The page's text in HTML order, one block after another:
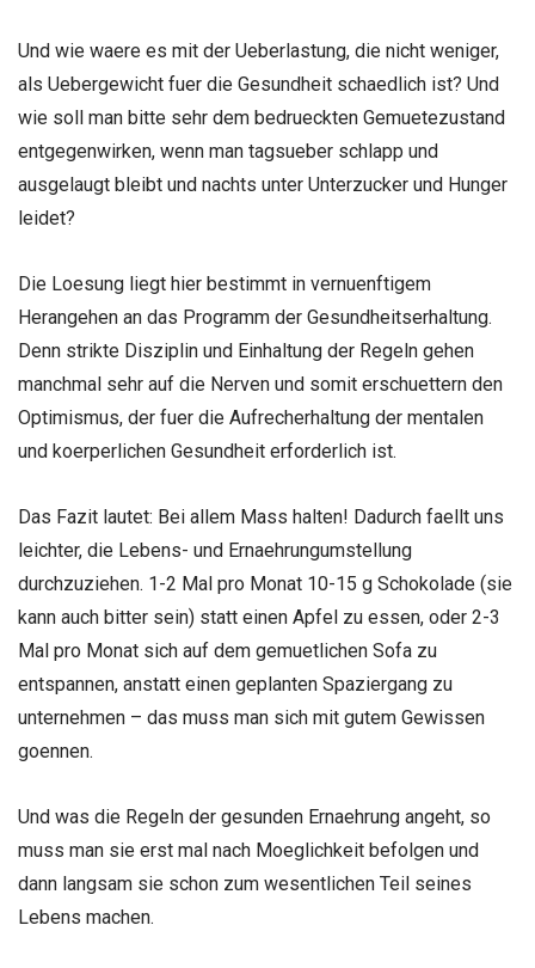
Und wie waere es mit der Ueberlastung, die nicht weniger,
als Uebergewicht fuer die Gesundheit schaedlich ist? Und
wie soll man bitte sehr dem bedrueckten Gemuetezustand
entgegenwirken, wenn man tagsueber schlapp und
ausgelaugt bleibt und nachts unter Unterzucker und Hunger
leidet?
Die Loesung liegt hier bestimmt in vernuenftigem
Herangehen an das Programm der Gesundheitserhaltung.
Denn strikte Disziplin und Einhaltung der Regeln gehen
manchmal sehr auf die Nerven und somit erschuettern den
Optimismus, der fuer die Aufrecherhaltung der mentalen
und koerperlichen Gesundheit erforderlich ist.
Das Fazit lautet: Bei allem Mass halten! Dadurch faellt uns
leichter, die Lebens- und Ernaehrungumstellung
durchzuziehen. 1-2 Mal pro Monat 10-15 g Schokolade (sie
kann auch bitter sein) statt einen Apfel zu essen, oder 2-3
Mal pro Monat sich auf dem gemuetlichen Sofa zu
entspannen, anstatt einen geplanten Spaziergang zu
unternehmen – das muss man sich mit gutem Gewissen
goennen.
Und was die Regeln der gesunden Ernaehrung angeht, so
muss man sie erst mal nach Moeglichkeit befolgen und
dann langsam sie schon zum wesentlichen Teil seines
Lebens machen.